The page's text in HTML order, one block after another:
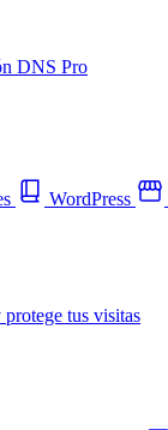
DNS Pro
WordPress
tus visitas